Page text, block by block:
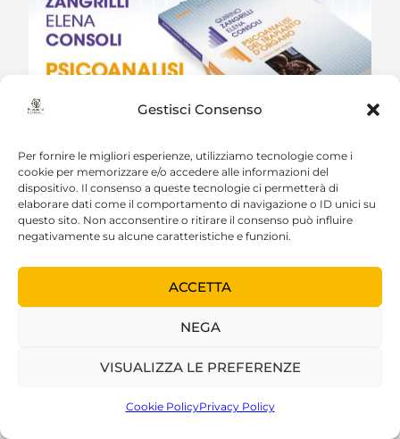
Gestisci Consenso
Per fornire le migliori esperienze, utilizziamo tecnologie come i
cookie per memorizzare e/o accedere alle informazioni del
dispositivo. Il consenso a queste tecnologie ci permetterà di
elaborare dati come il comportamento di navigazione o ID unici su
questo sito. Non acconsentire o ritirare il consenso può influire
negativamente su alcune caratteristiche e funzioni.
ACCETTA
NEGA
VISUALIZZA LE PREFERENZE
Cookie PolicyPrivacy Policy